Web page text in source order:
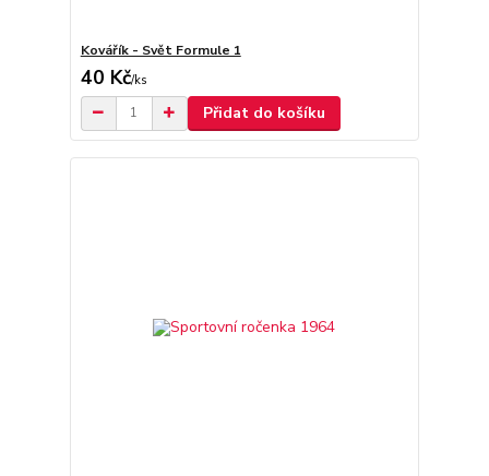
Kovářík - Svět Formule 1
40 Kč/ks
Přidat do košíku